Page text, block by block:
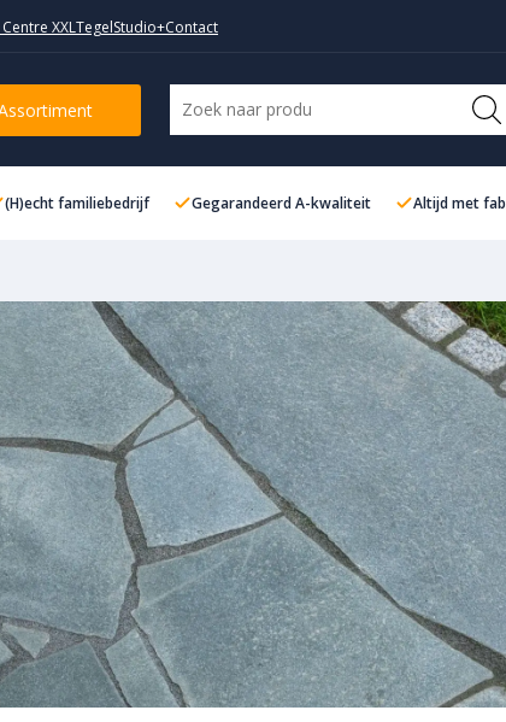
XXLTegelStudio+Contact
(H)echt familiebedrijf Gegarandeerd A-kwaliteit Altijd met